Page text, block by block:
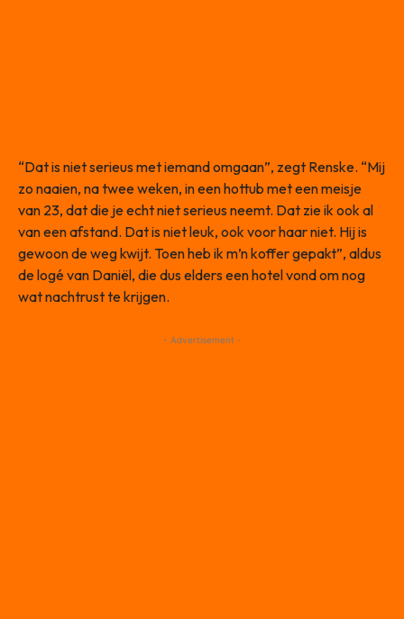
“Dat is niet serieus met iemand omgaan”, zegt Renske. “Mij
zo naaien, na twee weken, in een hottub met een meisje
van 23, dat die je echt niet serieus neemt. Dat zie ik ook al
van een afstand. Dat is niet leuk, ook voor haar niet. Hij is
gewoon de weg kwijt. Toen heb ik m’n koffer gepakt”, aldus
de logé van Daniël, die dus elders een hotel vond om nog
wat nachtrust te krijgen.
- Advertisement -